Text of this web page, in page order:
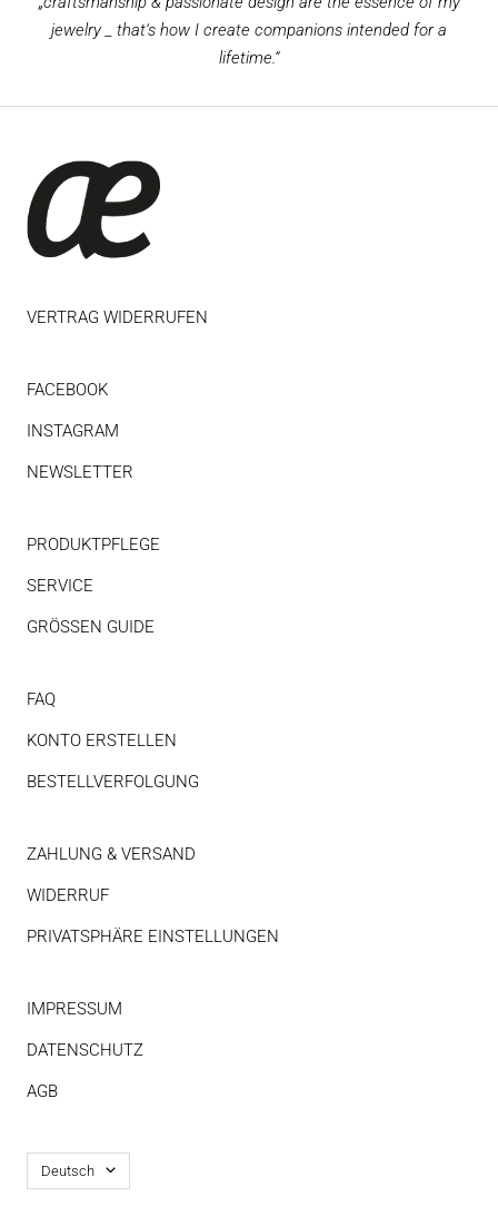
jewelry _ that‘s how I create companions intended for a
lifetime.“
VERTRAG WIDERRUFEN
FACEBOOK
INSTAGRAM
NEWSLETTER
PRODUKTPFLEGE
SERVICE
GRÖSSEN GUIDE
FAQ
KONTO ERSTELLEN
BESTELLVERFOLGUNG
ZAHLUNG & VERSAND
WIDERRUF
PRIVATSPHÄRE EINSTELLUNGEN
IMPRESSUM
DATENSCHUTZ
AGB
Sprache
Deutsch